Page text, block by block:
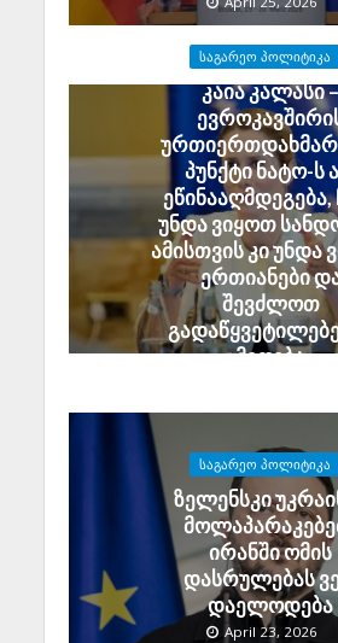
ᲡᲐᲒᲐᲠᲔᲝ ᲞᲝᲚᲘᲢᲘᲙᲐ
კაია კალასი –
პუნქტი ნატო-ს
ეწინააღმდეგება,
უნდა ვიყოთ
ამისთვის კი უნდა
ერთიანები
შევძლოთ
მიღება
ᲡᲐᲒᲐᲠᲔᲝ ᲞᲝᲚᲘᲢᲘᲙᲐ
ზელენსკი
ირანში ომის
დასრულებას
დაელოდება
April 23, 2026